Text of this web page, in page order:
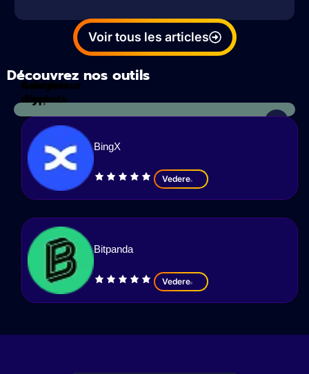
Voir tous les articles
Découvrez nos outils
Calculateur
d'impots
Analyses
crypto
BingX
Vedere
Bitpanda
Vedere